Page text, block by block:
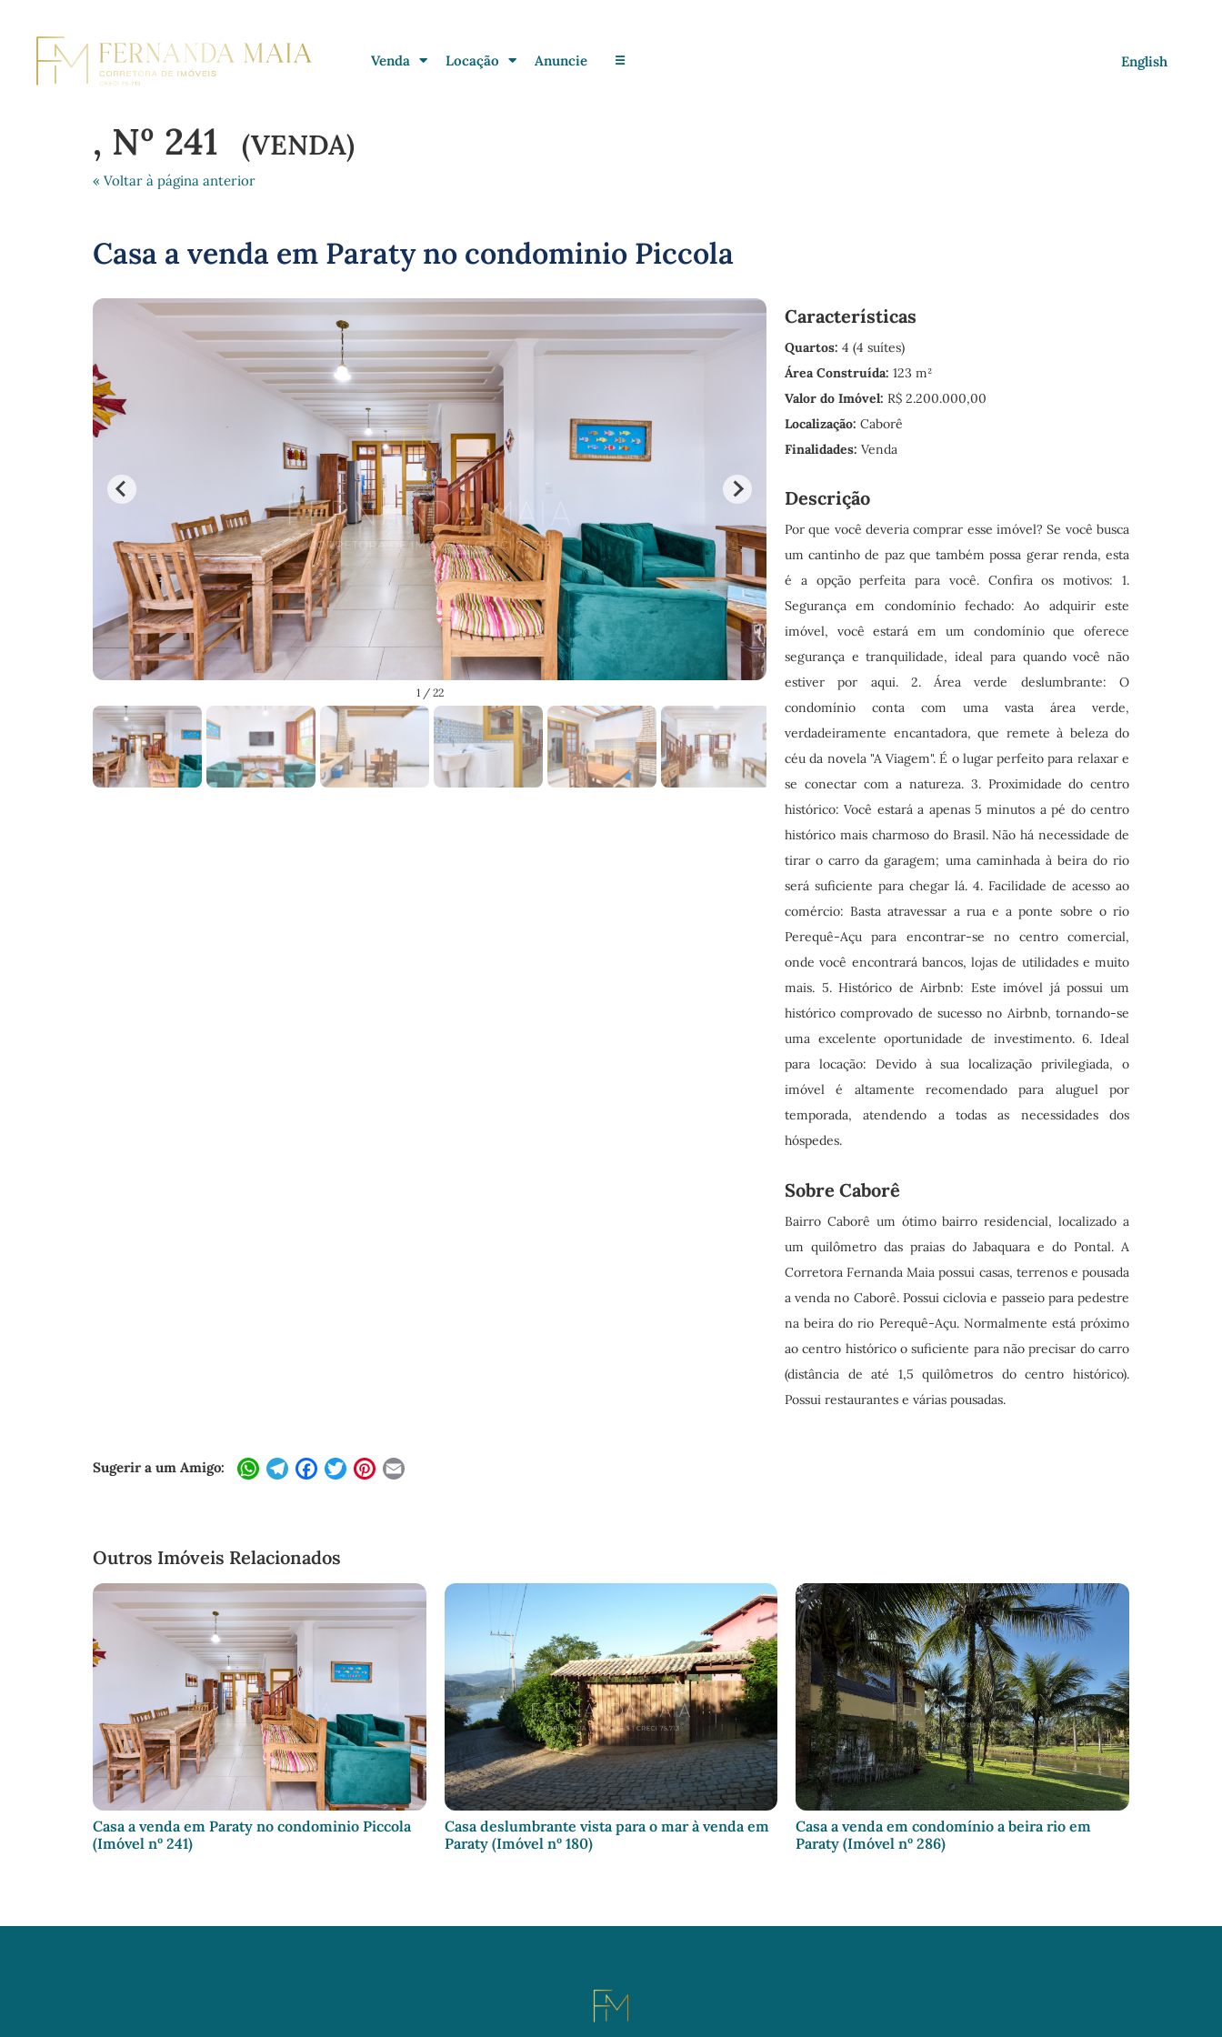
Venda Locação Anuncie ☰ English
, Nº 241 (VENDA)
« Voltar à página anterior
Casa a venda em Paraty no condominio Piccola
1 / 22
Características
Quartos: 4 (4 suítes)
Área Construída: 123 m²
Valor do Imóvel: R$ 2.200.000,00
Localização: Caborê
Finalidades: Venda
Descrição
Por que você deveria comprar esse imóvel? Se você busca
um cantinho de paz que também possa gerar renda, esta
é a opção perfeita para você. Confira os motivos: 1.
Segurança em condomínio fechado: Ao adquirir este
imóvel, você estará em um condomínio que oferece
segurança e tranquilidade, ideal para quando você não
estiver por aqui. 2. Área verde deslumbrante: O
condomínio conta com uma vasta área verde,
verdadeiramente encantadora, que remete à beleza do
céu da novela "A Viagem". É o lugar perfeito para relaxar e
se conectar com a natureza. 3. Proximidade do centro
histórico: Você estará a apenas 5 minutos a pé do centro
histórico mais charmoso do Brasil. Não há necessidade de
tirar o carro da garagem; uma caminhada à beira do rio
será suficiente para chegar lá. 4. Facilidade de acesso ao
comércio: Basta atravessar a rua e a ponte sobre o rio
Perequê-Açu para encontrar-se no centro comercial,
onde você encontrará bancos, lojas de utilidades e muito
mais. 5. Histórico de Airbnb: Este imóvel já possui um
histórico comprovado de sucesso no Airbnb, tornando-se
uma excelente oportunidade de investimento. 6. Ideal
para locação: Devido à sua localização privilegiada, o
imóvel é altamente recomendado para aluguel por
temporada, atendendo a todas as necessidades dos
hóspedes.
Sobre Caborê
Bairro Caborê um ótimo bairro residencial, localizado a
um quilômetro das praias do Jabaquara e do Pontal. A
Corretora Fernanda Maia possui casas, terrenos e pousada
a venda no Caborê. Possui ciclovia e passeio para pedestre
na beira do rio Perequê-Açu. Normalmente está próximo
ao centro histórico o suficiente para não precisar do carro
(distância de até 1,5 quilômetros do centro histórico).
Possui restaurantes e várias pousadas.
Sugerir a um Amigo: WhatsApp
TelegramFacebookTwitterPinterest
Outros Imóveis Relacionados
Casa a venda em Paraty no condominio Piccola
(Imóvel nº 241)
Casa deslumbrante vista para o mar à venda em
Paraty (Imóvel nº 180)
Casa a venda em condomínio a beira rio em
Paraty (Imóvel nº 286)